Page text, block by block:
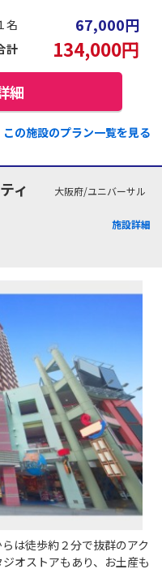
名 67,000円
計 134,000円
細
この施設のプラン一覧を見る
ィ
大阪府/ユニバーサル
施設詳細
は徒歩約２分で抜群のアク
オストアもあり、お土産も